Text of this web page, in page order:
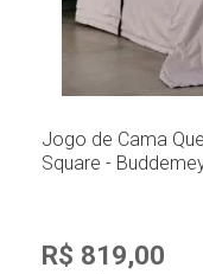
Jogo de Cama
Square -
R$ 819,00